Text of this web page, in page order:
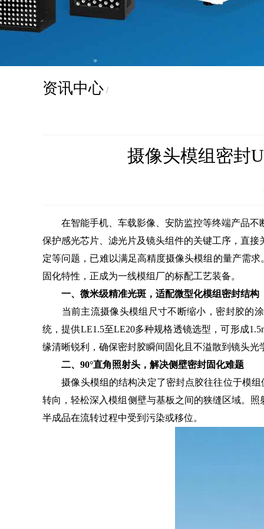
资讯中心 /
摄像头模组密封
在智能手机、车载影像、安防监控等终端产品不
保护感光芯片、滤光片及镜头组件的关键工序，直
定等问题，已难以满足高精度摄像头模组的量产需
固化特性，正成为一线模组厂的标配工艺装备。
一、微米级精准光斑，适配微型化模组密封结构
当前主流摄像头模组尺寸不断缩小，密封胶的涂
统，提供LE1.5至LE20多种规格透镜选型，可形成
缘清晰锐利，确保密封胶瞬间固化且不溢散到镜头
二、90°直角照射头，解决侧壁密封固化难题
摄像头模组的结构决定了密封点胶往往位于模组
转向，轻松深入模组侧壁与基板之间的狭缝区域。
半成品在流转过程中受到污染或移位。